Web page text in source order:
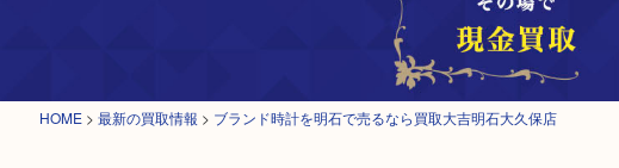
HOME > 最新の買取情報 > ブランド時計を明石で売るなら買取大吉明石大久保店